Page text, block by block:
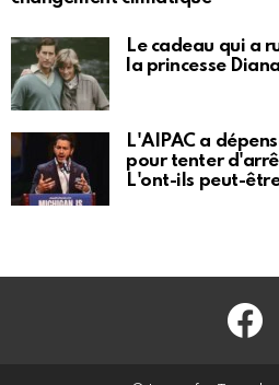
Le cadeau qui a
la princesse
L'AIPAC a
pour tenter
L'ont-ils peut-